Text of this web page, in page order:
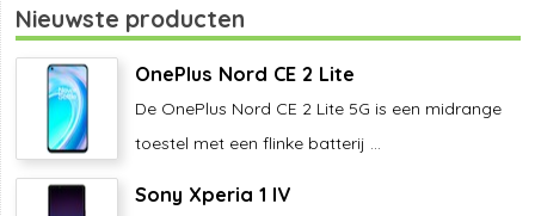
Nieuwste producten
OnePlus Nord CE 2 Lite
De OnePlus Nord CE 2 Lite 5G is een midrange
toestel met een flinke batterij ...
Sony Xperia 1 IV